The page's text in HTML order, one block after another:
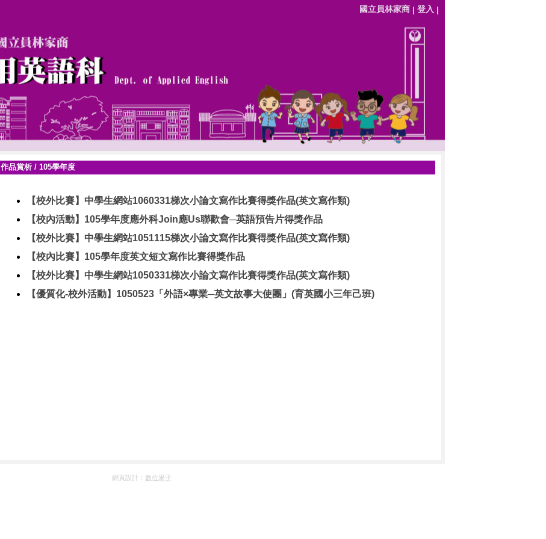
國立員林家商| 登入 |
作品賞析/ 105學年度
【校外比賽】中學生網站1060331梯次小論文寫作比賽得獎作品(英文寫作類)
【校內活動】105學年度應外科Join應Us聯歡會─英語預告片得獎作品
【校外比賽】中學生網站1051115梯次小論文寫作比賽得獎作品(英文寫作類)
【校內比賽】105學年度英文短文寫作比賽得獎作品
【校外比賽】中學生網站1050331梯次小論文寫作比賽得獎作品(英文寫作類)
【優質化-校外活動】1050523「外語×專業─英文故事大使團」(育英國小三年己班)
網頁設計： 數位果子